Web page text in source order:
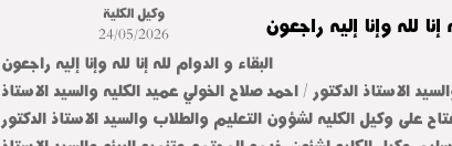
إنا لله وإنا إليه راجعون
وكيل الكلية
24/05/2026
البقاء و الدوام لله إنا لله وإنا إليه راجعون
الاستاذ الدكتور / احمد صلاح الخولي عميد الكليه والسيد الاستاذ
على وكيل الكليه لشؤون التعليم والطلاب والسيد الاستاذ الدكتور